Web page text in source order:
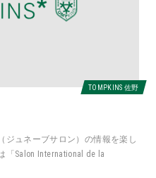
TOMPKINS 佐野
ジュネーブサロン）の情報を楽し
「Salon International de la